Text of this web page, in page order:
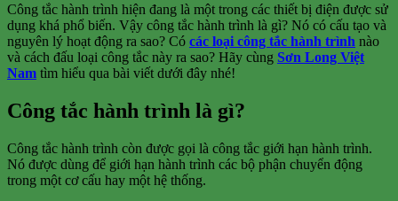
Công tắc hành trình hiện đang là một trong các thiết bị điện được sử
dụng khá phổ biến. Vậy công tắc hành trình là gì? Nó có cấu tạo và
nguyên lý hoạt động ra sao? Có các loại công tắc hành trình nào
và cách đấu loại công tắc này ra sao? Hãy cùng Sơn Long Việt
Nam tìm hiểu qua bài viết dưới đây nhé!
Công tắc hành trình là gì?
Công tắc hành trình còn được gọi là công tắc giới hạn hành trình.
Nó được dùng để giới hạn hành trình các bộ phận chuyển động
trong một cơ cấu hay một hệ thống.